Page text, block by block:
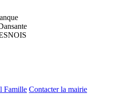
Famille Contacter la mairie